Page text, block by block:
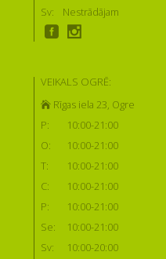
Sv:
Nestrādājam
VEIKALS OGRĒ:
Rīgas iela 23, Ogre
P:
10:00-21:00
O:
10:00-21:00
T:
10:00-21:00
C:
10:00-21:00
P:
10:00-21:00
Se:
10:00-21:00
Sv:
10:00-20:00